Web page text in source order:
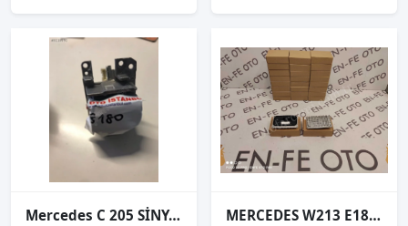
Mercedes C 205 SİNYAL LEDİ G160528 MERCEDES W213 E180 E200 E220 E300 E350 LED FAR BEYNİ A2139005711